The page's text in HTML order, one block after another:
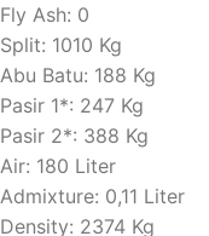
Fly Ash: 0
Split: 1010 Kg
Abu Batu: 188 Kg
Pasir 1*: 247 Kg
Pasir 2*: 388 Kg
Air: 180 Liter
Admixture: 0,11 Liter
Density: 2374 Kg